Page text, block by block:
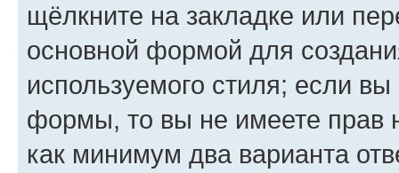
щёлкните на закладке или
основной формой для
используемого стиля; если
формы, то вы не имеете прав
как минимум два варианта